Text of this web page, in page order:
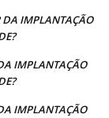
DA IMPLANTAÇÃO
IMPLANTAÇÃO
IMPLANTAÇÃO